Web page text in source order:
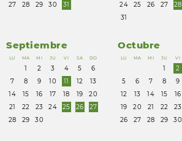
27
28 29 30 31
24
25 26 27 28
31
Septiembre
LU MA MI JU VI SA DO
1 2 3 4 5
6
7
8 9 10 11 12
13
14
15 16 17 18 19
20
21
22 23 24 25 26
27
28
29 30
Octubre
LU MA MI JU VI
1 2
5
6 7 8 9
12
13 14 15 16
19
20 21 22 23
26
27 28 29 30